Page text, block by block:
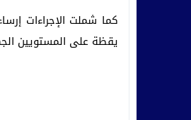
كما شملت الإجراءات
يقظة على المستويين